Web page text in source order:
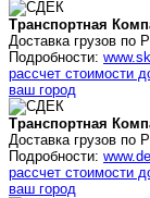
Транспортная
Доставка грузов по
Подробности:
рассчет стоимости
ваш город
Транспортная
Доставка грузов по
Подробности:
рассчет стоимости
ваш город